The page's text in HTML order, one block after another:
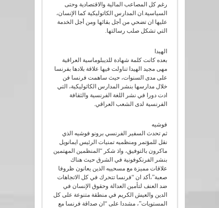
رغم كل المصاعب المالية والاقتصادية وحتى
السياسية.ان المدارس الكاتوليكية كما الإنسان،
عليها ان تضحي من أجل بقائها ومن أجل الخدمة
التي تشكل صلب رسالتها.
الهيدا
بعده كانت كلمة شهادة للديبلوماسية العراقية
مهى مجيد الهيدا تناولت فيها علاقة بلادها بفرنسا
على مدى السنوات، حيث ساهمت فرنسا فن
خلال مدارسها بنشر المدارس الكاثوليكية، التي
ادت دورا في نشر اللغة الفرنسية والثقافة
الفرنسية لدى الشعب العراقي.
فوشيه
ثم تحدث السفير الفرنسي برونو فوشيه الذي
نقل للمؤتمر ومنظميه تمنيات الرئيس ايمانويل
ماكرون بالتوفيق، واذ شكر “المنظمين المهتمين
بنشر الفرنكوفونية في الشرق حيث هناك
علاقات مميزة مع مسحييه الذين يعانون ظروفا
صعبة”،أكد ان “فرنسا تتحرك في كل الاتجاهات
ضد العنف لتأمين العدالة وحقوق الإنسان في
الدين والعيش الكريم في منطقة متنوعة على كل
المستويات”، مشددا على “ان صداقة فرنسا مع